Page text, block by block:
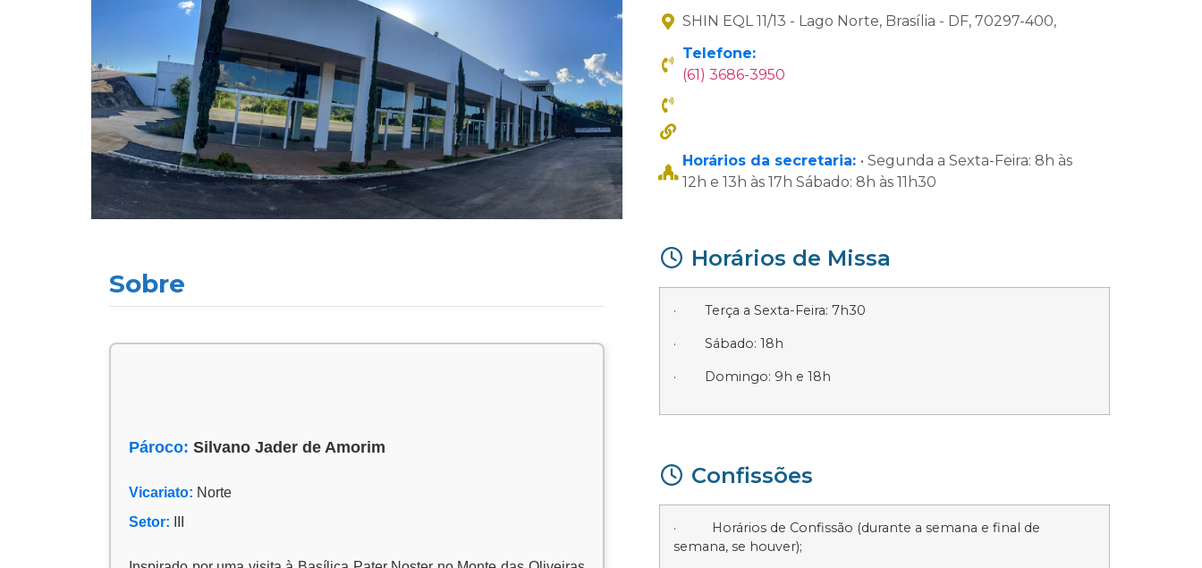
Sobre
Pároco: Silvano Jader de Amorim
Vicariato: Norte
Setor:
SHIN EQL 11/13 - Lago Norte, Brasília - DF, 70297-400,
Telefone:
(61) 3686-3950
Horários da secretaria: • Segunda a Sexta-Feira: 8h às
12h e 13h às 17h Sábado: 8h às 11h30
Horários de Missa
· Terça a Sexta-Feira: 7h30
· Sábado: 18h
· Domingo: 9h e 18h
Confissões
· Horários de Confissão (durante a semana e final de
semana, se houver);